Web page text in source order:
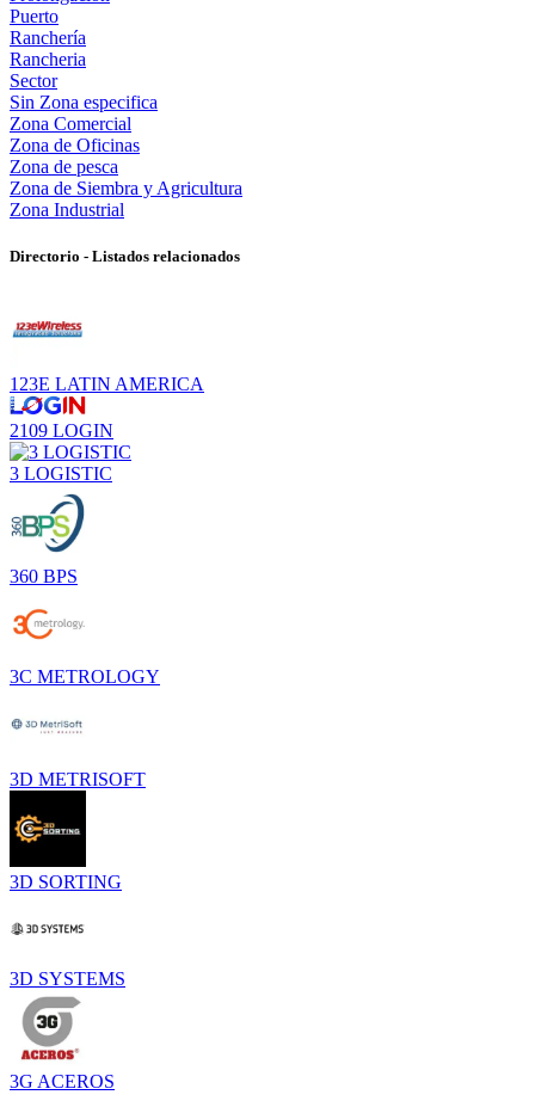
Puerto
Ranchería
Rancheria
Sector
Sin Zona especifica
Zona Comercial
Zona de Oficinas
Zona de pesca
Zona de Siembra y Agricultura
Zona Industrial
Directorio - Listados relacionados
123E LATIN AMERICA
2109 LOGIN
3 LOGISTIC
360 BPS
3C METROLOGY
3D METRISOFT
3D SORTING
3D SYSTEMS
3G ACEROS